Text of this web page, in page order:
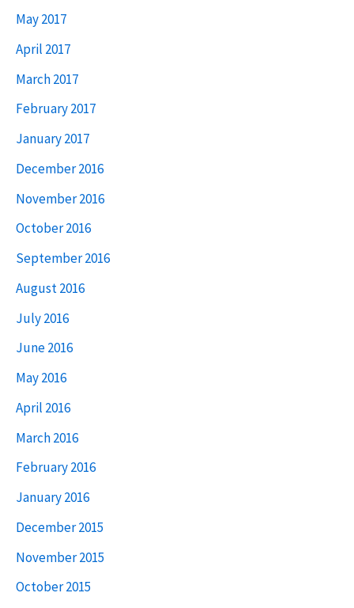
May 2017
April 2017
March 2017
February 2017
January 2017
December 2016
November 2016
October 2016
September 2016
August 2016
July 2016
June 2016
May 2016
April 2016
March 2016
February 2016
January 2016
December 2015
November 2015
October 2015